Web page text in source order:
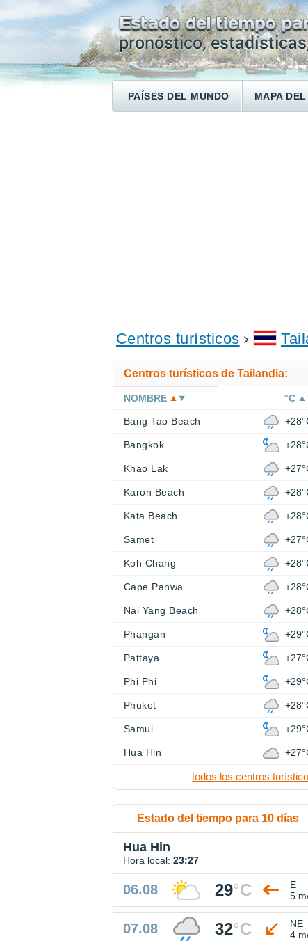
PAÍSES DEL MUNDO MAPA
Centros turísticos
Centros turísticos de Tailandia:
NOMBRE °C
Bang Tao Beach
Bangkok
Khao Lak
Karon Beach
Kata Beach
Samet
Koh Chang
Cape Panwa
Nai Yang Beach
Phangan
Pattaya
Phi Phi
Phuket
Samui
Hua Hin
todos los centros
Estado del tiempo para 10 días
Hua Hin
Hora local: 23:27
06.08 29°C
E
5
07.08 32°C
NE
4